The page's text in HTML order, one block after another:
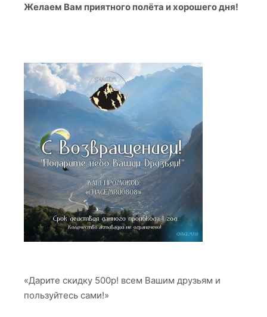
Желаем Вам приятного полёта и хорошего дня!
«Дарите скидку 500р! всем Вашим друзьям и
пользуйтесь сами!»